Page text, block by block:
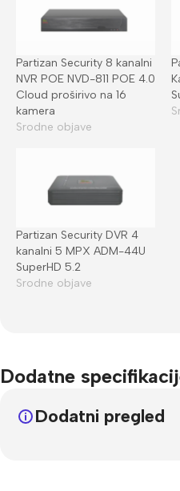
Partizan Security 8 kanalni
NVR POE NVD-811 POE 4.0
Cloud proširivo na 16
kamera
Srodne objave
Partizan Security DVR 4
kanalni 5 MPX ADM-44U
SuperHD 5.2
Srodne objave
Dodatne
Dodatni pregled